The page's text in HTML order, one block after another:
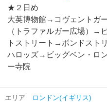
★２日め
大英博物館→コヴェントガ
（トラファルガー広場）→
トストリート→ボンドスト
ハロッズ→ビッグベン・ロ
ー寺院
エリア ロンドン(イギリス)